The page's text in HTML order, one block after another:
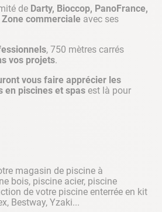
de Darty, Bioccop, PanoFrance,
Zone commerciale avec ses
, 750 mètres carrés
vos projets.
vous faire apprécier les
en piscines et spasest là pour
magasin de piscine à
bois, piscine acier, piscine
de votre piscine enterrée en kit
Bestway, Yzaki...